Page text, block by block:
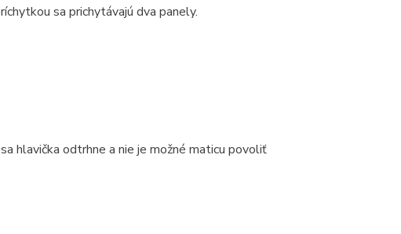
sa prichytávajú dva panely.
hlavička odtrhne a nie je možné maticu povoliť